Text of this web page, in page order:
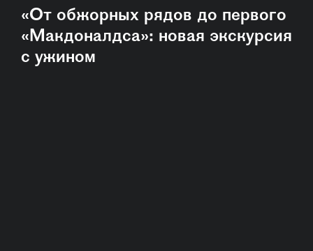
«От обжорных рядов до первого
«Макдоналдса»: новая экскурсия
с ужином